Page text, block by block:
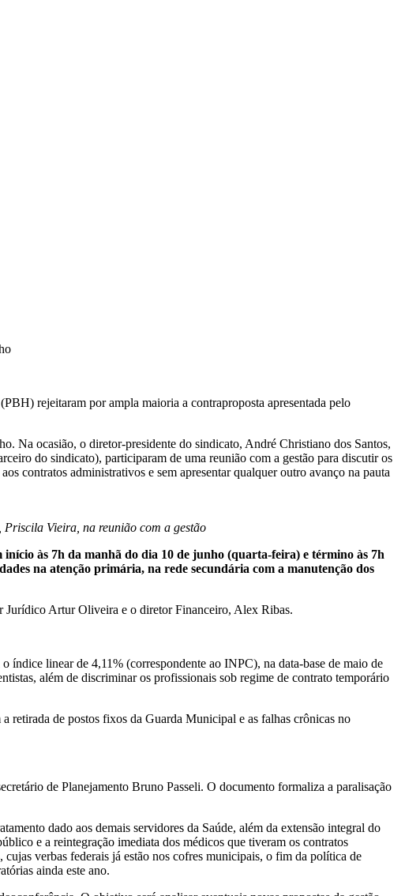
rejeitaram por ampla maioria a contraproposta apresentada pelo
Na ocasião, o diretor-presidente do sindicato, André Christiano dos Santos,
do sindicato), participaram de uma reunião com a gestão para discutir os
contratos administrativos e sem apresentar qualquer outro avanço na pauta
Priscila Vieira, na reunião com a gestão
início às 7h da manhã do dia 10 de junho (quarta-feira) e término às 7h
na atenção primária, na rede secundária com a manutenção dos
Jurídico Artur Oliveira e o diretor Financeiro, Alex Ribas.
índice linear de 4,11% (correspondente ao INPC), na data-base de maio de
além de discriminar os profissionais sob regime de contrato temporário
retirada de postos fixos da Guarda Municipal e as falhas crônicas no
de Planejamento Bruno Passeli. O documento formaliza a paralisação
dado aos demais servidores da Saúde, além da extensão integral do
e a reintegração imediata dos médicos que tiveram os contratos
verbas federais já estão nos cofres municipais, o fim da política de
ainda este ano.